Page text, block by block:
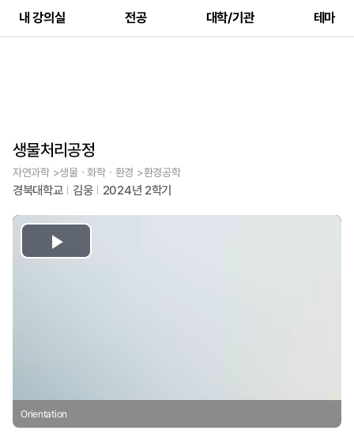
내 강의실 전공 대학/기관 테마
생물처리공정
자연과학 >생물ㆍ화학ㆍ환경 >환경공학
경북대학교 김웅 2024년 2학기
Play
Orientation